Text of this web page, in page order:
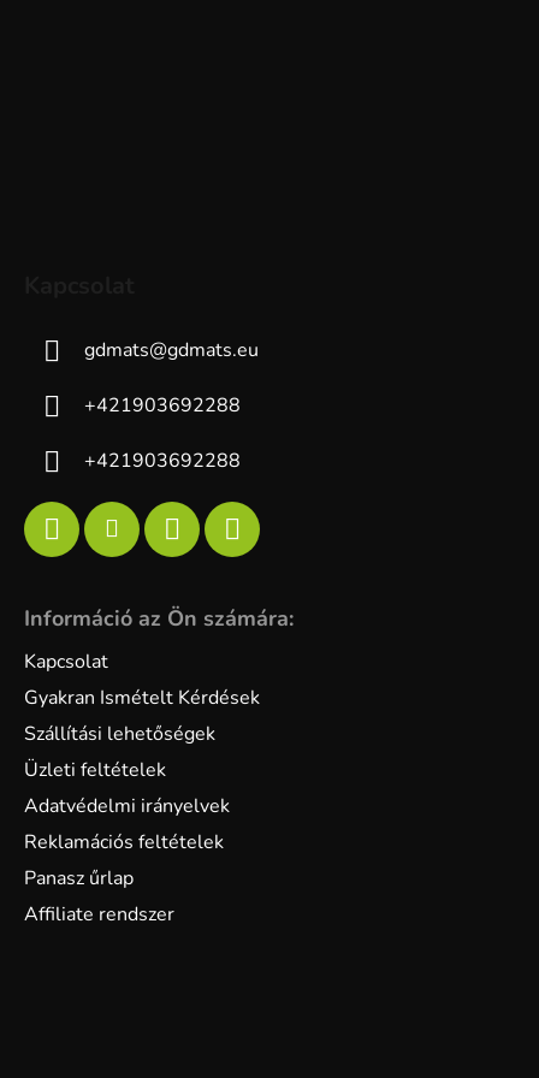
gdmats@gdmats.eu
+421903692288
+421903692288
Információ az Ön számára:
Kapcsolat
Gyakran Ismételt Kérdések
Szállítási lehetőségek
Üzleti feltételek
Adatvédelmi irányelvek
Reklamációs feltételek
Panasz űrlap
Affiliate rendszer